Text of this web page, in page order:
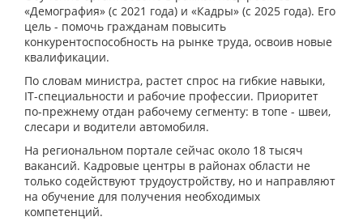
«Демография» (с 2021 года) и «Кадры» (с 2025 года). Его
цель - помочь гражданам повысить
конкурентоспособность на рынке труда, освоив новые
квалификации.
По словам министра, растет спрос на гибкие навыки,
IT-специальности и рабочие профессии. Приоритет
по-прежнему отдан рабочему сегменту: в топе - швеи,
слесари и водители автомобиля.
На региональном портале сейчас около 18 тысяч
вакансий. Кадровые центры в районах области не
только содействуют трудоустройству, но и направляют
на обучение для получения необходимых
компетенций.